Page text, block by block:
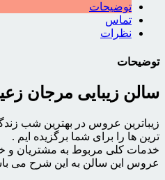
توضیحات
تماس
نظرات
توضیحات
سالن زیبایی مرجان
زیباترین عروس در بهترین شب
ترین ها را برای شما برگزیده ایم .
خدمات کلی مربوط به مشتریان
عروس این سالن به این شرح می